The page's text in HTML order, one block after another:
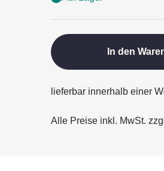
In den
lieferbar innerhalb einer
Alle Preise inkl. MwSt.